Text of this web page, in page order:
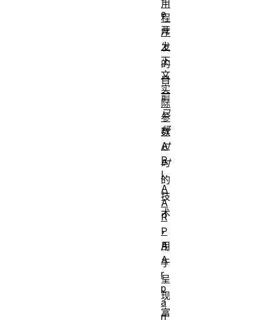
e
开
发
的
目
前
已
经
过
时
的
技
术
，
用
于
呈
现
富
用
程
序
上
下
文
实
际
参
数
A
R
I
A
A
R
P
A
A
r
p
a
n